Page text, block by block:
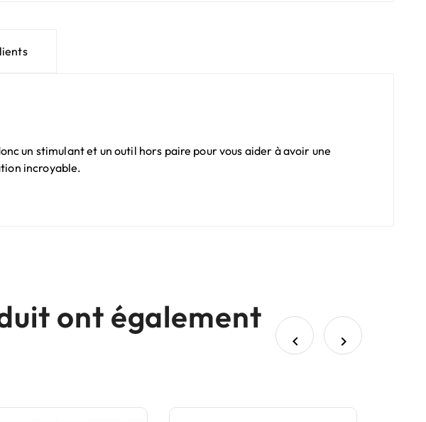
un stimulant et un outil hors paire pour vous aider à avoir une
incroyable.
ont également
 